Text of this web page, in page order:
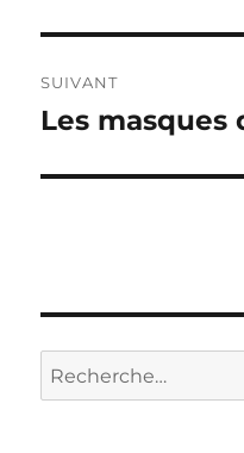
SUIVANT
Publication
Les masques
Recherche
pour :